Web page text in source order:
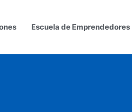
Escuela de Emprendedores